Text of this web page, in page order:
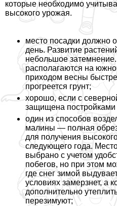
которые необходимо
высокого урожая.
место посадки должно
день. Развитие
небольшое
располагаются на
приходом весны
прогреется грунт;
хорошо, если с
защищена
один из способов
малины — полная
для получения
следующего года.
выбрано с учетом
побегов, но при этом
где снег зимой
условиях замерзнет, а
дополнительно
перезимуют;